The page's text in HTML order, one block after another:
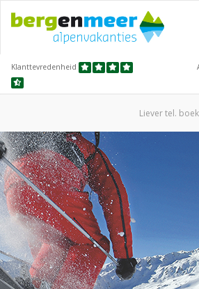
Klanttevredenheid
Liever tel.